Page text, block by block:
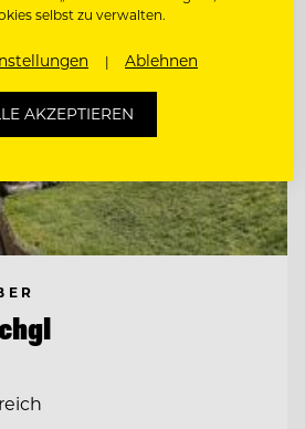
selbst zu verwalten.
Ablehnen
AKZEPTIEREN